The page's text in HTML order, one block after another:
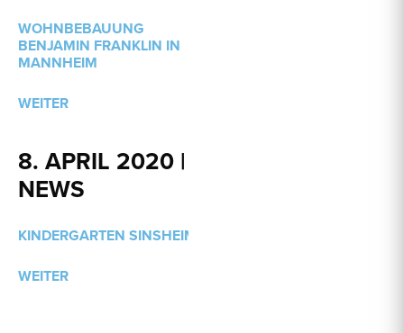
WOHNBEBAUUNG
BENJAMIN FRANKLIN IN
MANNHEIM
WEITER
8. APRIL 2020 |
NEWS
KINDERGARTEN SINSHEIM
WEITER